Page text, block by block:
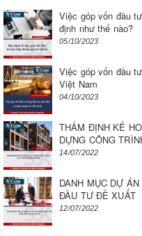
Việc góp vốn đầu
định như thế nào?
05/10/2023
Việc góp vốn đầu
Việt Nam
04/10/2023
THẨM ĐỊNH KẾ
DỰNG CÔNG
14/07/2022
DANH MỤC DỰ
ĐẦU TƯ ĐỀ XUẤT
12/07/2022